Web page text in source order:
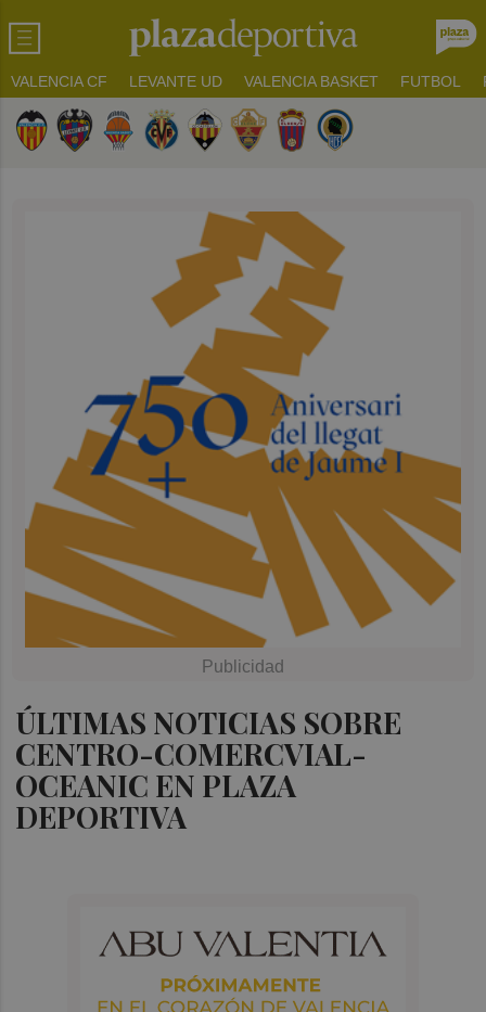
VALENCIA CF LEVANTE UD VALENCIA BASKET FUTBOL
ÚLTIMAS NOTICIAS SOBRE
CENTRO-COMERCVIAL-
OCEANIC EN PLAZA
DEPORTIVA